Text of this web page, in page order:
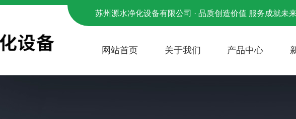
苏州源水净化设备有限公司 · 品质创造价值 服务成就未来
网站首页 关于我们 产品中心